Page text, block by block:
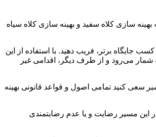
سازی کلاه سفید و بهینه سازی کلاه سیاه
جایگاه برتر، فریب دهید. با استفاده از این
شمار می‌رود و از طرف دیگر، اقدامی غیر
سعی کنید تمامی اصول و قواعد قانونی بهینه
این مسیر رضایت و یا عدم رضایتمندی